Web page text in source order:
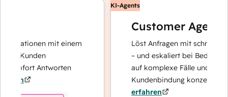
mit einem
Kunden
sofort Antworten
KI-Agents
Customer Agent
Löst Anfragen mit schnellen,
– und eskaliert bei Bedarf,
auf komplexe Fälle und den
Kundenbindung konzentrieren
erfahren